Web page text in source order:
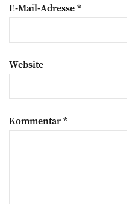
E-Mail-Adresse*
Website
Kommentar*